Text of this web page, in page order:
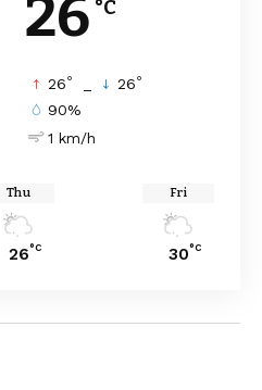
26 °C
26° 26°
90%
1 km/h
Thu
26°C
Fri
30°C